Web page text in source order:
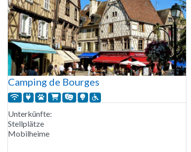
Camping de Bourges
Unterkünfte:
Stellplätze
Mobilheime